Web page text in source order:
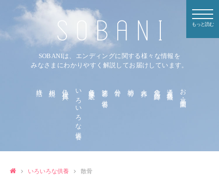
SOBANIは、エンディングに関する様々な情報を
みなさまにわかりやすく解説してお届けしています。
お墓・霊園
法要と供養
各種手続き
いろいろな供養
いろいろな供養 散骨
もっと読む